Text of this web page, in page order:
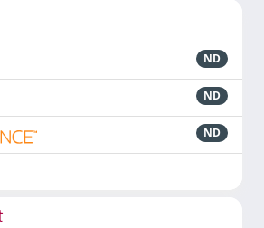
ND
ND
ND